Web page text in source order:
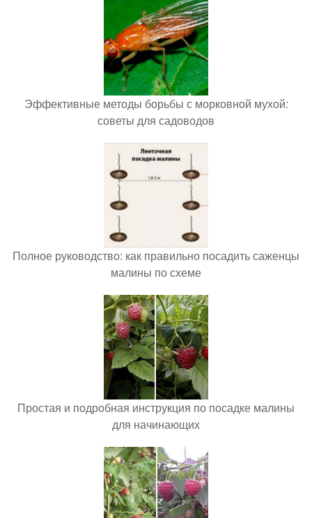
Эффективные методы борьбы с морковной мухой:
советы для садоводов
Полное руководство: как правильно посадить саженцы
малины по схеме
Простая и подробная инструкция по посадке малины
для начинающих